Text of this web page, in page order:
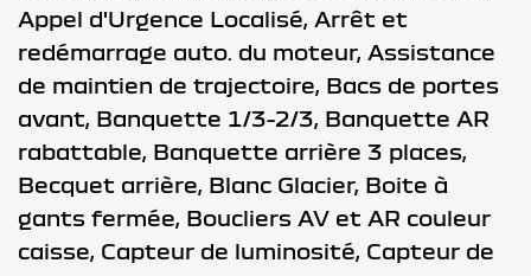
Appel d'Urgence Localisé, Arrêt et
redémarrage auto. du moteur, Assistance
de maintien de trajectoire, Bacs de portes
avant, Banquette 1/3-2/3, Banquette AR
rabattable, Banquette arrière 3 places,
Becquet arrière, Blanc Glacier, Boite à
gants fermée, Boucliers AV et AR couleur
caisse, Capteur de luminosité, Capteur de